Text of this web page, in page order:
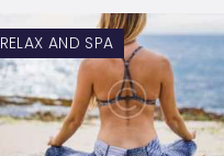
RELAX AND SPA